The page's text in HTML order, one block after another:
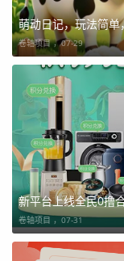
萌动日记，玩法简
卷轴项目 ，07-29
新平台上线全民0撸
卷轴项目 ，07-31